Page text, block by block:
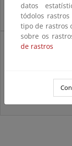
Registro Estatal
datos
tódolos
tipo de rastros
sobre os
de rastros